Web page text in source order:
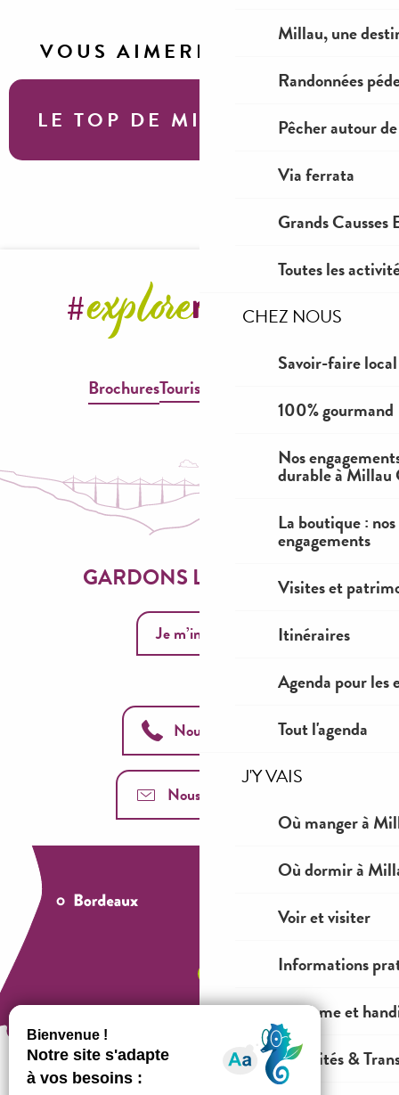
Millau, une
Randonnées
Pêcher autour
Via ferrata
Grands Causses
Toutes les
CHEZ NOUS
Savoir-faire local
100% gourmand
Nos
durable à Millau
La boutique :
engagements
Visites et
Itinéraires
Agenda pour les
Tout l'agenda
J'Y VAIS
Où manger à
Où dormir à
Voir et visiter
Informations
Tourisme et
Mobilités &
VOUS AIMEREZ AUSSI
LE TOP DE MILLAU
BrochuresTourisme & Handicap
GARDONS LE CONTACT
Je m’inscris
Nous appeler
Nous contacter